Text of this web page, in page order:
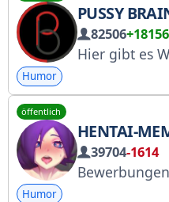
PUSSY
82506+18156
Hier gibt es Witze, Filme und Fotos. Werbung und Kooperationen: Zweiter
Humor
öffentlich
HENTAI-
39704-1614
Bewerbungen werden ab sofort entgegengenommen.
Humor